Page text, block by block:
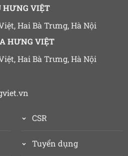
HƯNG VIỆT
Hai Bà Trưng, Hà Nội
HƯNG VIỆT
Hai Bà Trưng, Hà Nội
CSR
Tuyển dụng